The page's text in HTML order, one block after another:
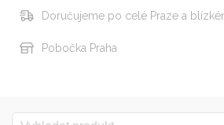
Doručujeme po celé Praze a
Pobočka Praha